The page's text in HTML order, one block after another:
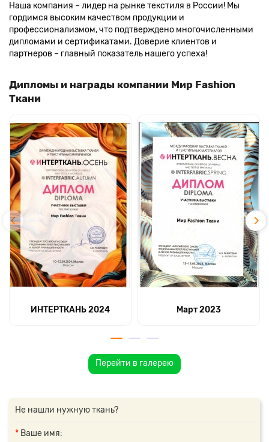
Наша компания – лидер на рынке текстиля в России! Мы
гордимся высоким качеством продукции и
профессионализмом, что подтверждено многочисленными
дипломами и сертификатами. Доверие клиентов и
партнеров – главный показатель нашего успеха!
Дипломы и награды компании Мир Fashion
Ткани
ИНТЕРТКАНЬ 2024 Март 2023
Перейти в галерею
Не нашли нужную ткань?
Ваше имя: